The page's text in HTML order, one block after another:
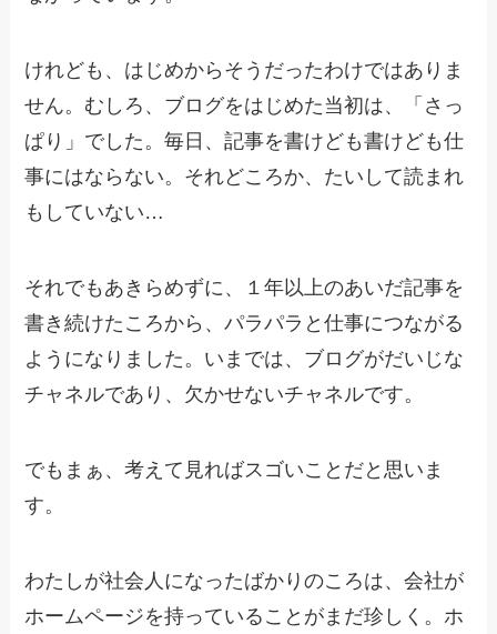
けれども、はじめからそうだったわけではありま
せん。むしろ、ブログをはじめた当初は、「さっ
ぱり」でした。毎日、記事を書けども書けども仕
事にはならない。それどころか、たいして読まれ
もしていない…
それでもあきらめずに、１年以上のあいだ記事を
書き続けたころから、パラパラと仕事につながる
ようになりました。いまでは、ブログがだいじな
チャネルであり、欠かせないチャネルです。
でもまぁ、考えて見ればスゴいことだと思いま
す。
わたしが社会人になったばかりのころは、会社が
ホームページを持っていることがまだ珍しく。ホ